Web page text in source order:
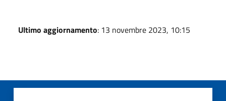
Ultimo aggiornamento: 13 novembre 2023, 10:15